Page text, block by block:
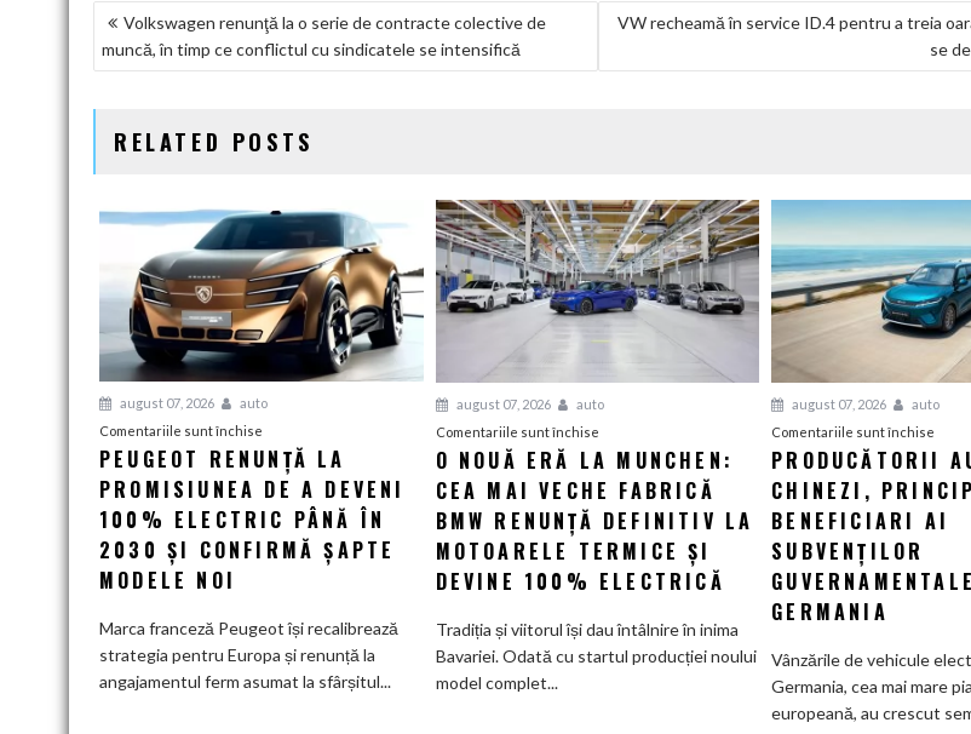
NAVIGARE
ÎN
Volkswagen renunţă la o serie de contracte colective de
muncă, în timp ce conflictul cu sindicatele se intensifică
VW recheamă în service ID.4 pentru a treia
se
RELATED POSTS
august 07, 2026
auto
Comentariile sunt închise
Peugeot
renunță
la
promisiunea
de
electric
PEUGEOT RENUNȚĂ LA
PROMISIUNEA DE A DEVENI
100% ELECTRIC PÂNĂ ÎN
2030 ȘI CONFIRMĂ ȘAPTE
MODELE NOI
Marca franceză Peugeot își recalibrează
strategia pentru Europa și renunță la
angajamentul ferm asumat la sfârșitul...
august 07, 2026
auto
Comentariile sunt închisepentru
O
nouă
eră
Munchen:
Cea
O NOUĂ ERĂ LA MUNCHEN:
CEA MAI VECHE FABRICĂ
BMW RENUNȚĂ DEFINITIV LA
MOTOARELE TERMICE ȘI
DEVINE 100% ELECTRICĂ
Tradiția și viitorul își dau întâlnire în inima
Bavariei. Odată cu startul producției noului
model complet...
august 07, 2026
auto
Comentariile sunt închise
auto
ai
EV
din
PRODUCĂTORII
CHINEZI,
BENEFICIARI AI
SUBVENȚILOR
GERMANIA
Vânzările de vehicule
Germania, cea mai mare
europeană, au crescut